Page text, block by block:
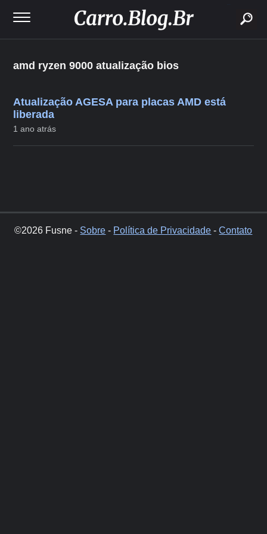
amd ryzen 9000 atualização bios
Atualização AGESA para placas AMD está
liberada
1 ano atrás
©2026 Fusne - Sobre - Política de Privacidade -Contato